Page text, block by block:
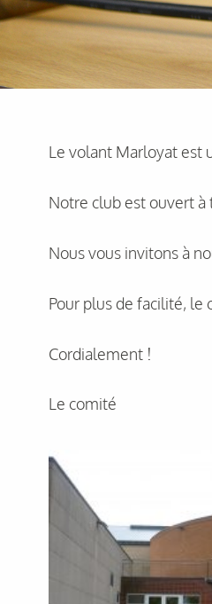
Le volant Marloyat est
Notre club est ouvert à
Nous vous invitons à
Pour plus de facilité, le
Cordialement !
Le comité